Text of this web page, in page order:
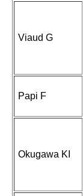
Viaud G
Papi F
Okugawa KI